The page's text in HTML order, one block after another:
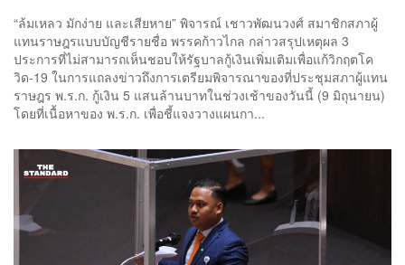
“ล้มเหลว มักง่าย และเสียหาย” พิจารณ์ เชาวพัฒนวงศ์ สมาชิกสภาผู้
แทนราษฎรแบบบัญชีรายชื่อ พรรคก้าวไกล กล่าวสรุปเหตุผล 3
ประการที่ไม่สามารถเห็นชอบให้รัฐบาลกู้เงินเพิ่มเติมเพื่อแก้วิกฤตโค
วิด-19 ในการแถลงข่าวถึงการเตรียมพิจารณาของที่ประชุมสภาผู้แทน
ราษฎร พ.ร.ก. กู้เงิน 5 แสนล้านบาทในช่วงเช้าของวันนี้ (9 มิถุนายน)
โดยที่เนื้อหาของ พ.ร.ก. เพื่อชี้แจงวางแผนกา...